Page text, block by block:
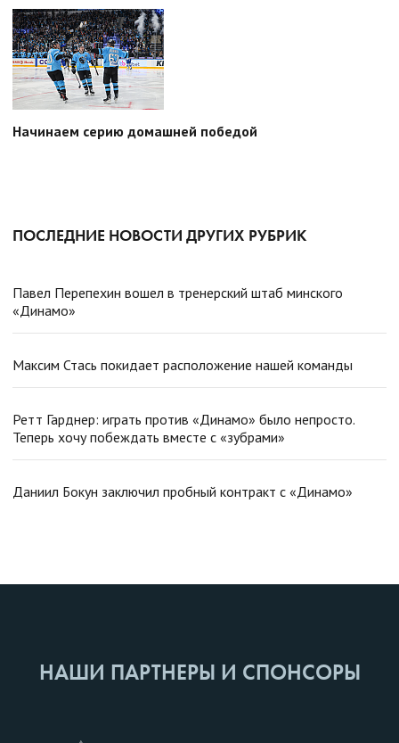
Начинаем серию домашней победой
ПОСЛЕДНИЕ НОВОСТИ ДРУГИХ РУБРИК
Павел Перепехин вошел в тренерский штаб минского
«Динамо»
Максим Стась покидает расположение нашей команды
Ретт Гарднер: играть против «Динамо» было непросто.
Теперь хочу побеждать вместе с «зубрами»
Даниил Бокун заключил пробный контракт с «Динамо»
НАШИ ПАРТНЕРЫ И СПОНСОРЫ